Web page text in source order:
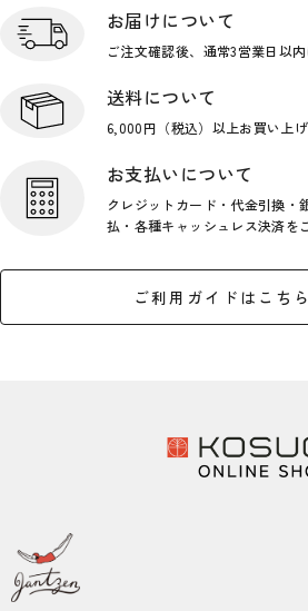
お届けについて
ご注文確認後、通常3営業日以
送料について
6,000円（税込）以上お買い上
お支払いについて
クレジットカード・代金引換・
払・各種キャッシュレス決済を
ご利用ガイドはこちら